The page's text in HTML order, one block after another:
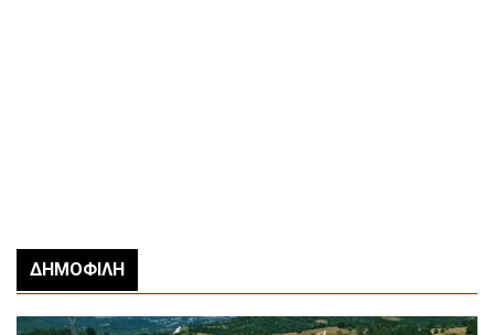
ΔΗΜΟΦΙΛΉ